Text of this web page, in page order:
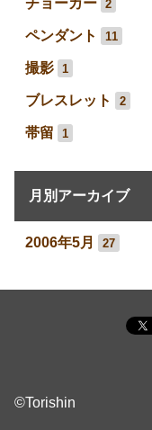
2
ペンダント 11
撮影 1
ブレスレット 2
帯留 1
月別アーカイブ
2006年5月 27
©Torishin